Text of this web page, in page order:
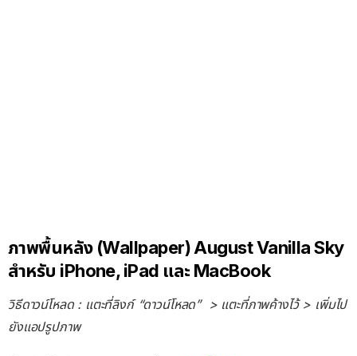
ภาพพื้นหลัง (Wallpaper) August Vanilla Sky
สำหรับ iPhone, iPad และ MacBook
วิธีดาวน์โหลด : แตะที่ลิงก์ “ดาวน์โหลด” > แตะที่ภาพค้างไว้ > เพิ่มไป
ยังแอปรูปภาพ